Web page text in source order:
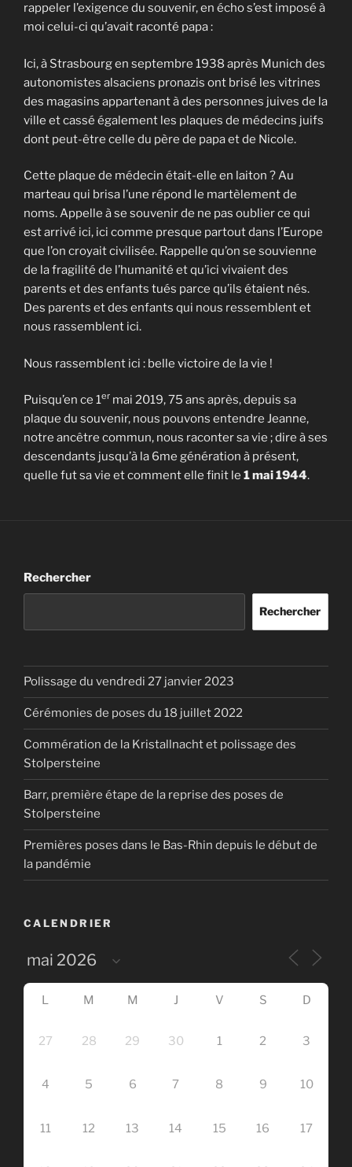
rappeler l’exigence du souvenir, en écho s’est imposé à
moi celui-ci qu’avait raconté papa :
Ici, à Strasbourg en septembre 1938 après Munich des
autonomistes alsaciens pronazis ont brisé les vitrines
des magasins appartenant à des personnes juives de la
ville et cassé également les plaques de médecins juifs
dont peut-être celle du père de papa et de Nicole.
Cette plaque de médecin était-elle en laiton ? Au
marteau qui brisa l’une répond le martèlement de
noms. Appelle à se souvenir de ne pas oublier ce qui
est arrivé ici, ici comme presque partout dans l’Europe
que l’on croyait civilisée. Rappelle qu’on se souvienne
de la fragilité de l’humanité et qu’ici vivaient des
parents et des enfants tués parce qu’ils étaient nés.
Des parents et des enfants qui nous ressemblent et
nous rassemblent ici.
Nous rassemblent ici : belle victoire de la vie !
Puisqu’en ce 1er mai 2019, 75 ans après, depuis sa
plaque du souvenir, nous pouvons entendre Jeanne,
notre ancêtre commun, nous raconter sa vie ; dire à ses
descendants jusqu’à la 6me génération à présent,
quelle fut sa vie et comment elle finit le 1 mai 1944.
Rechercher
Rechercher
Polissage du vendredi 27 janvier 2023
Cérémonies de poses du 18 juillet 2022
Commération de la Kristallnacht et polissage des
Stolpersteine
Barr, première étape de la reprise des poses de
Stolpersteine
Premières poses dans le Bas-Rhin depuis le début de
la pandémie
CALENDRIER
L M M J V S D
27 28 29 30 1 2 3
4 5 6 7 8 9 10
11 12 13 14 15 16 17